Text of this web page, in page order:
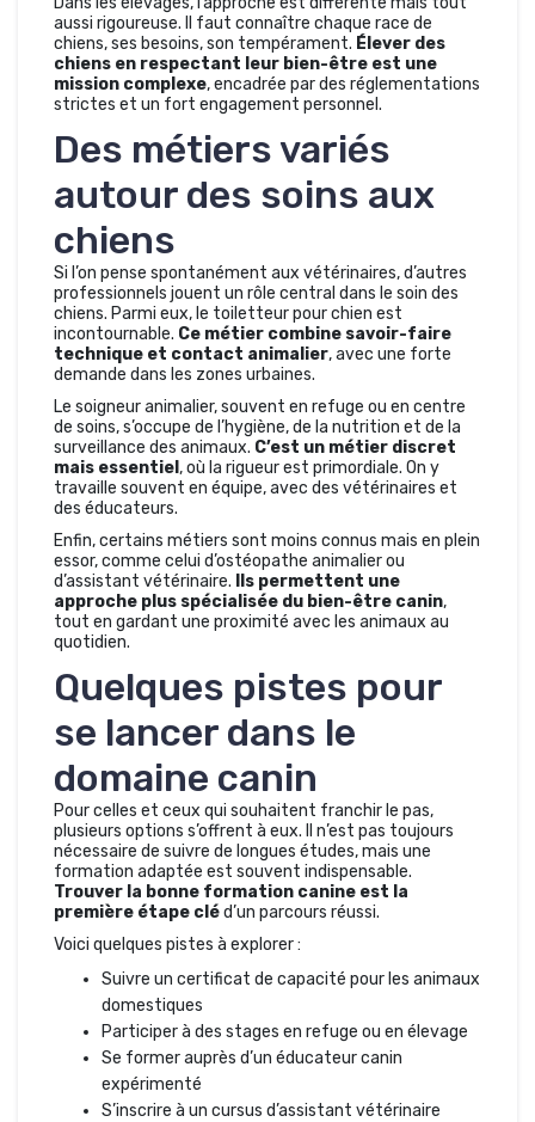
aussi rigoureuse. Il faut connaître chaque race de
chiens, ses besoins, son tempérament. Élever des
chiens en respectant leur bien-être est une
mission complexe, encadrée par des réglementations
strictes et un fort engagement personnel.
Des métiers variés
autour des soins aux
chiens
Si l’on pense spontanément aux vétérinaires, d’autres
professionnels jouent un rôle central dans le soin des
chiens. Parmi eux, le toiletteur pour chien est
incontournable. Ce métier combine savoir-faire
technique et contact animalier, avec une forte
demande dans les zones urbaines.
Le soigneur animalier, souvent en refuge ou en centre
de soins, s’occupe de l’hygiène, de la nutrition et de la
surveillance des animaux. C’est un métier discret
mais essentiel , où la rigueur est primordiale. On y
travaille souvent en équipe, avec des vétérinaires et
des éducateurs.
Enfin, certains métiers sont moins connus mais en plein
essor, comme celui d’ostéopathe animalier ou
d’assistant vétérinaire.
Ils permettent une
approche plus spécialisée du bien-être canin,
tout en gardant une proximité avec les animaux au
quotidien.
Quelques pistes pour
se lancer dans le
domaine canin
Pour celles et ceux qui souhaitent franchir le pas,
plusieurs options s’offrent à eux. Il n’est pas toujours
nécessaire de suivre de longues études, mais une
formation adaptée est souvent indispensable.
Trouver la bonne formation canine est la
première étape cléd’un parcours réussi.
Voici quelques pistes à explorer :
Suivre un certificat de capacité pour les animaux
domestiques
Participer à des stages en refuge ou en élevage
Se former auprès d’un éducateur canin
expérimenté
S’inscrire à un cursus d’assistant vétérinaire